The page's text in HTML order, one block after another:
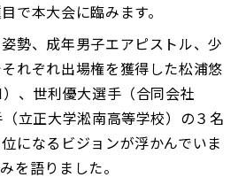
で本大会に臨みます。
勢、成年男子エアピストル、少
れぞれ出場権を獲得した松浦悠
、世利優大選手（合同会社
立正大学淞南高等学校）の３名
になるビジョンが浮かんでいま
を語りました。